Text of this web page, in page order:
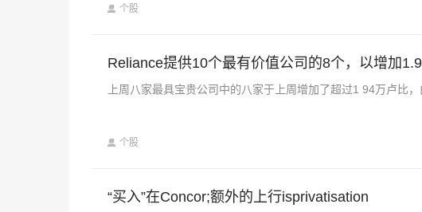
个股
Reliance提供10个最有价值公司的8个，以增加
上周八家最具宝贵公司中的八家于上周增加了超过1 94万卢比
个股
“买入”在Concor;额外的上行isprivatisation